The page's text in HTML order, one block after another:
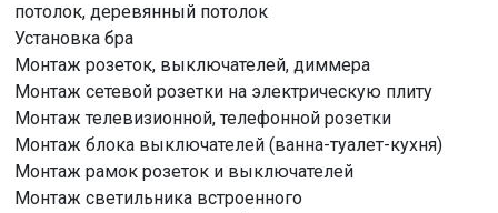
потолок, деревянный потолок
Установка бра
Монтаж розеток, выключателей, диммера
Монтаж сетевой розетки на электрическую плиту
Монтаж телевизионной, телефонной розетки
Монтаж блока выключателей (ванна-туалет-кухня)
Монтаж рамок розеток и выключателей
Монтаж светильника встроенного